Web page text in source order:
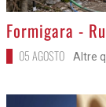
>
Formigara -
05 AGOSTO Altre